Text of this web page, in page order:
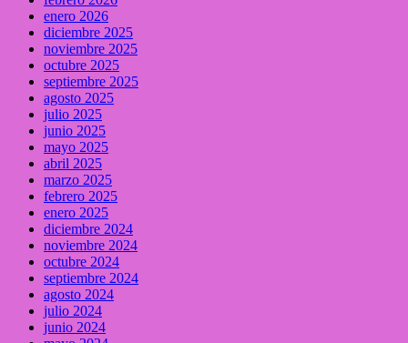
enero 2026
diciembre 2025
noviembre 2025
octubre 2025
septiembre 2025
agosto 2025
julio 2025
junio 2025
mayo 2025
abril 2025
marzo 2025
febrero 2025
enero 2025
diciembre 2024
noviembre 2024
octubre 2024
septiembre 2024
agosto 2024
julio 2024
junio 2024